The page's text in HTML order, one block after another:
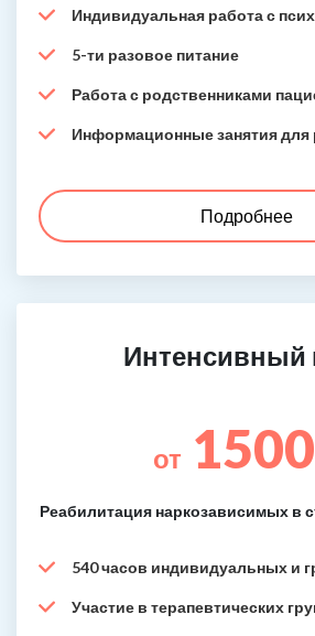
Индивидуальная работа с
5-ти разовое питание
Работа с родственниками
Информационные занятия для
Подробнее
Интенсивный
от 1500
Реабилитация наркозависимых в
540 часов индивидуальных и
Участие в терапевтических